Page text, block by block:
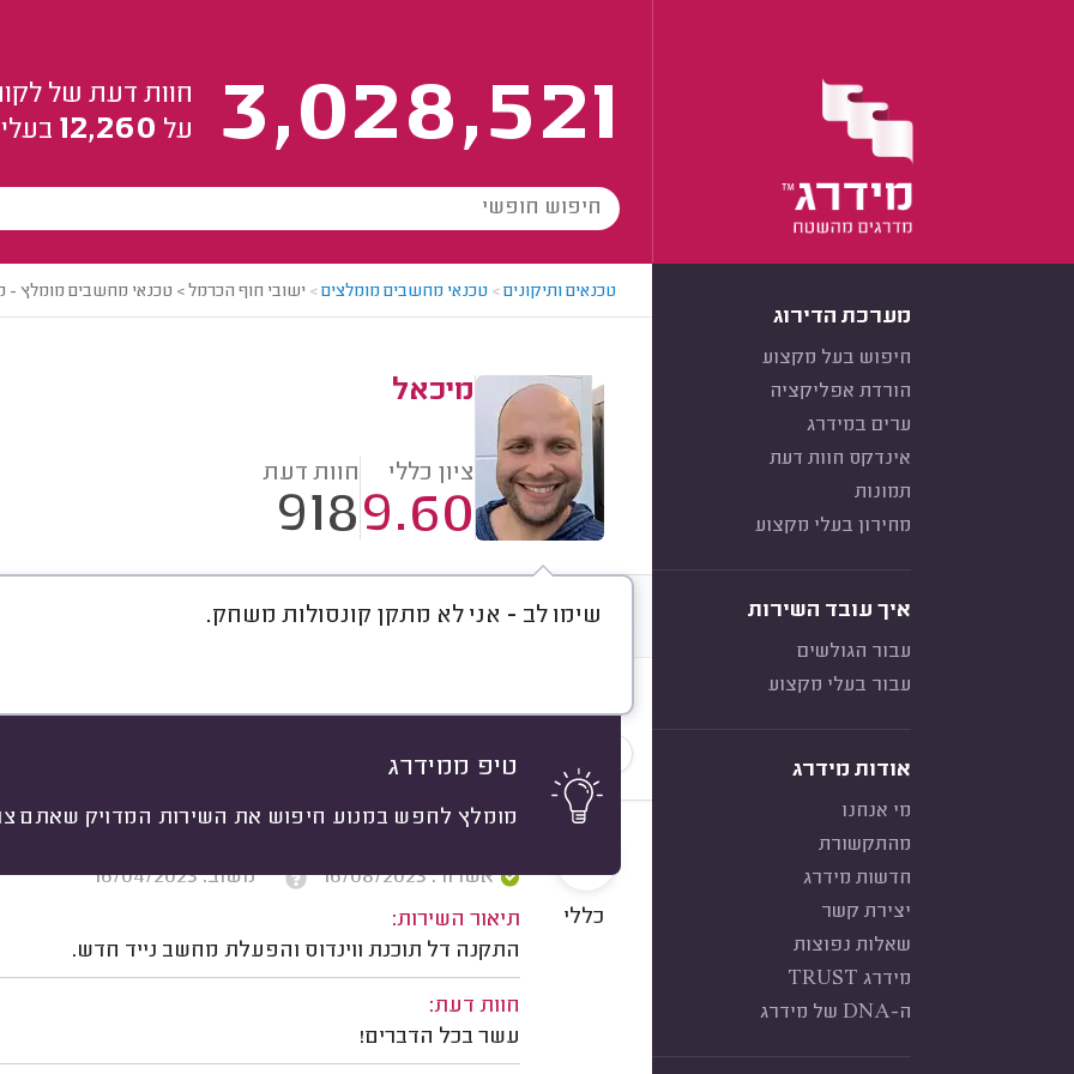
3,028,521
חוות דעת של
על 12,260
מערכת הדירוג
חיפוש בעל מקצוע
הורדת אפליקציה
ערים במידרג
אינדקס חוות דעת
תמונות
מחירון בעלי מקצוע
איך עובד השירות
עבור הגולשים
עבור בעלי מקצוע
אודות מידרג
מי אנחנו
מהתקשורת
חדשות מידרג
יצירת קשר
שאלות נפוצות
מידרג TRUST
ה-DNA של מידרג
טכנאים ותיקונים> טכנאי מחשבים מומלצים> ישובי חוף הכרמל > טכנאי מחשבים מומלץ -
מיכאל
ציון כללי
9.60
חוות דעת
918
שימו לב - אני לא מתקן קונסולות משחק.
טיפ ממידרג
מומלץ לחפש במנוע חיפוש את השירות המדויק שאתם
דברו איתי חוות דעת מחירים
לפי מוצר
אשרור: 16/08/2023
משוב: 16/04/2023
תיאור השירות:
התקנה דל תוכנת ווינדוס והפעלת מחשב נייד חדש.
חוות דעת:
עשר בכל הדברים!
10
כללי